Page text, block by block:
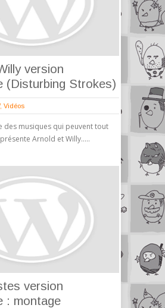
version
(Disturbing Strokes)
, Vidéos
des musiques qui peuvent tout
Arnold et Willy…..
version
: montage